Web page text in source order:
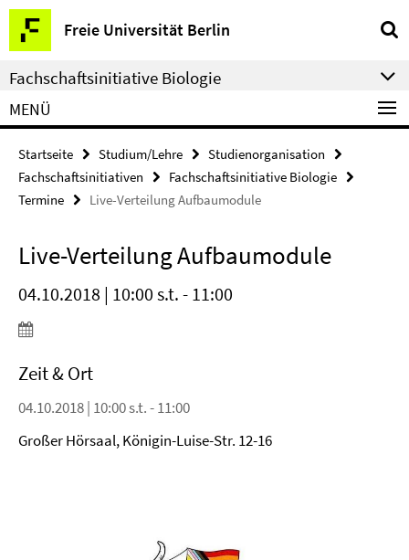
Springe
direkt
zu
Inhalt
Freie Universität Berlin
Service-
Navigation
Fachschaftsinitiative Biologie
MENÜ
Startseite Studium/Lehre
Studienorganisation
Fachschaftsinitiativen
Fachschaftsinitiative Biologie
Termine
Live-Verteilung Aufbaumodule
Live-Verteilung Aufbaumodule
04.10.2018 | 10:00 s.t. - 11:00
Zeit & Ort
04.10.2018 | 10:00 s.t. - 11:00
Großer Hörsaal, Königin-Luise-Str. 12-16